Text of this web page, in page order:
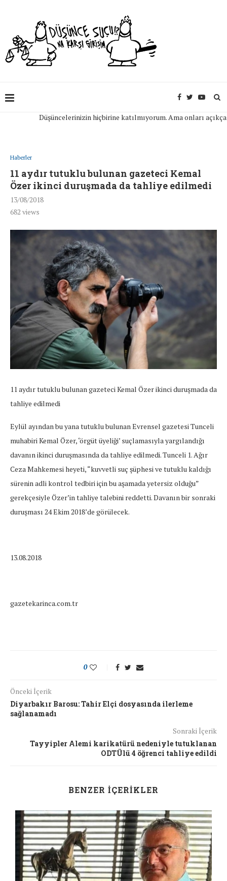
Düşüncelerinizin hiçbirine katılmıyorum. Ama onları açıkça
Haberler
11 aydır tutuklu bulunan gazeteci Kemal
Özer ikinci duruşmada da tahliye edilmedi
13/08/2018
682 views
11 aydır tutuklu bulunan gazeteci Kemal Özer ikinci duruşmada da
tahliye edilmedi
Eylül ayından bu yana tutuklu bulunan Evrensel gazetesi Tunceli
muhabiri Kemal Özer, ‘örgüt üyeliği’ suçlamasıyla yargılandığı
davanın ikinci duruşmasında da tahliye edilmedi.Tunceli 1. Ağır
Ceza Mahkemesiheyeti, “kuvvetli suç şüphesi ve tutuklu kaldığı
sürenin adli kontrol tedbiri için bu aşamada yetersiz olduğu”
gerekçesiyle Özer’in tahliye talebini reddetti. Davanın bir sonraki
duruşması 24 Ekim 2018’de görülecek.
13.08.2018
gazetekarinca.com.tr
0
Önceki İçerik
Diyarbakır Barosu: Tahir Elçi dosyasında ilerleme
sağlanamadı
Sonraki İçerik
Tayyipler Alemi karikatürü nedeniyle tutuklanan
ODTÜlü 4 öğrenci tahliye edildi
BENZER İÇERIKLER